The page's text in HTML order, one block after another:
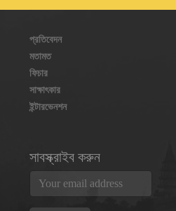
প্রতিবেদন
মতামত
ফিচার
সাক্ষাৎকার
ইন্টারভেনশন
সাবস্ক্রাইব করুন